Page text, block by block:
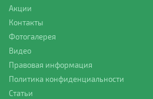
Акции
Контакты
Фотогалерея
Видео
Правовая информация
Политика конфиденциальности
Статьи